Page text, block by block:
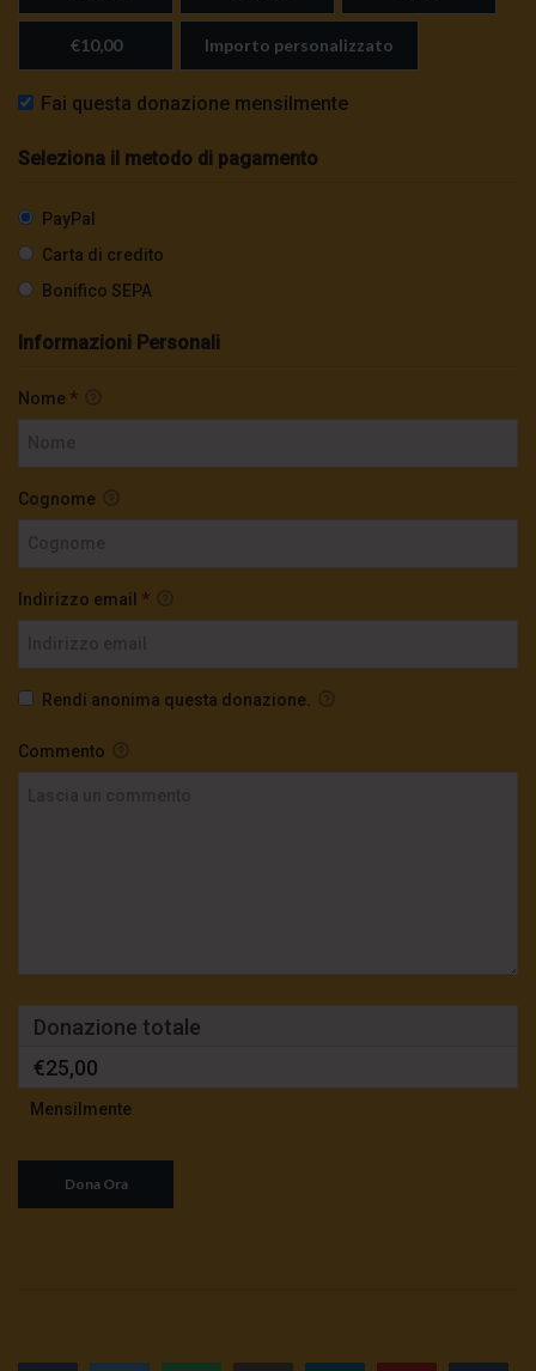
€10,00 Importo personalizzato
Fai questa donazione mensilmente
Seleziona il metodo di pagamento
PayPal
Carta di credito
Bonifico SEPA
Informazioni Personali
Nome *
Cognome
Indirizzo email *
Rendi anonima questa donazione.
Commento
Donazione totale
€25,00
Mensilmente